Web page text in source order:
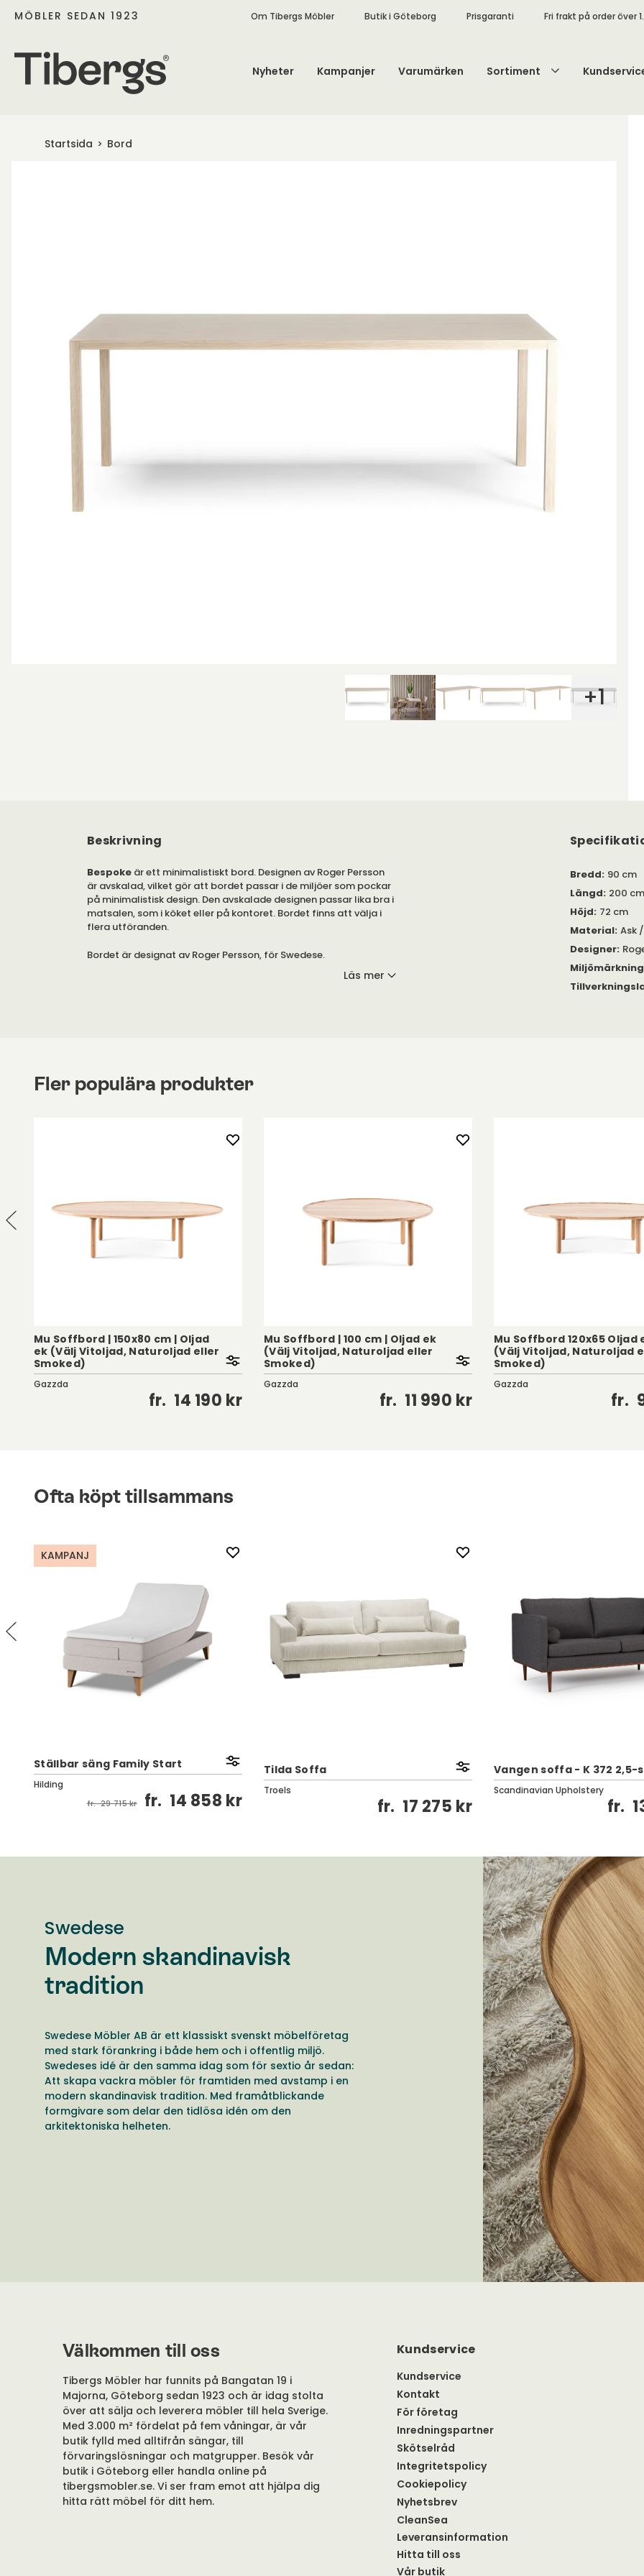
MÖBLER SEDAN 1923 Om Tibergs Möbler Butik i Göteborg Prisgaranti Fri frakt på order över
Nyheter Kampanjer Varumärken Sortiment
Startsida Bord
+1
Beskrivning
Bespoke är ett minimalistiskt bord. Designen av Roger Persson
är avskalad, vilket gör att bordet passar i de miljöer som pockar
på minimalistisk design. Den avskalade designen passar lika bra i
matsalen, som i köket eller på kontoret. Bordet finns att välja i
flera utföranden.
Bordet är designat av Roger Persson, för Swedese.
Bordet finns att välja i ask eller ek. Skivan är tillverkad av fanérad
Läs mer
Bredd: 90 cm
Längd: 200 cm
Höjd: 72 cm
Material: Ask
Designer:
Fler populära produkter
Mu Soffbord | 150x80 cm | Oljad
ek (Välj Vitoljad, Naturoljad eller
Smoked)
Gazzda
fr. 14 190 kr
Mu Soffbord | 100 cm | Oljad ek
(Välj Vitoljad, Naturoljad eller
Smoked)
Gazzda
fr. 11 990 kr
Mu Soffbord 120x65 Oljad
(Välj Vitoljad, Naturoljad
Smoked)
Gazzda
fr.
Ofta köpt tillsammans
KAMPANJ
Ställbar säng Family Start
Hilding
fr. 29 715 kr fr. 14 858 kr
Tilda Soffa
Troels
fr. 17 275 kr
Vangen soffa - K 372 2,5-
Scandinavian Upholstery
fr.
Swedese
Modern skandinavisk
tradition
Swedese Möbler AB är ett klassiskt svenskt möbelföretag
med stark förankring i både hem och i offentlig miljö.
Swedeses idé är den samma idag som för sextio år sedan:
Att skapa vackra möbler för framtiden med avstamp i en
modern skandinavisk tradition. Med framåtblickande
formgivare som delar den tidlösa idén om den
arkitektoniska helheten.
Välkommen till oss
Tibergs Möbler har funnits på Bangatan 19 i
Majorna, Göteborg sedan 1923 och är idag stolta
över att sälja och leverera möbler till hela Sverige.
Med 3.000 m² fördelat på fem våningar, är vår
butik fylld med alltifrån sängar, till
förvaringslösningar och matgrupper. Besök vår
butik i Göteborg eller handla online på
tibergsmobler.se. Vi ser fram emot att hjälpa dig
hitta rätt möbel för ditt hem.
Kundservice
Kundservice
Kontakt
För företag
Inredningspartner
Skötselråd
Integritetspolicy
Cookiepolicy
Nyhetsbrev
CleanSea
Leveransinformation
Hitta till oss
Vår butik